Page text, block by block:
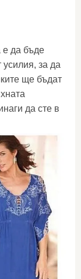
е да бъде
усилия, за да
ще бъдат
да сте в